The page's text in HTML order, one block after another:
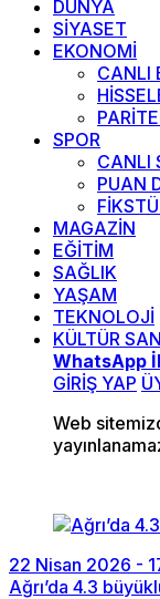
DÜNYA
SİYASET
EKONOMİ
CANLI
SPOR
CANLI
PUAN
MAGAZİN
EĞİTİM
SAĞLIK
YAŞAM
TEKNOLOJİ
KÜLTÜR
WhatsApp
GİRİŞ YAP
Web
22 Nisan 2026 -
Ağrı’da 4.3